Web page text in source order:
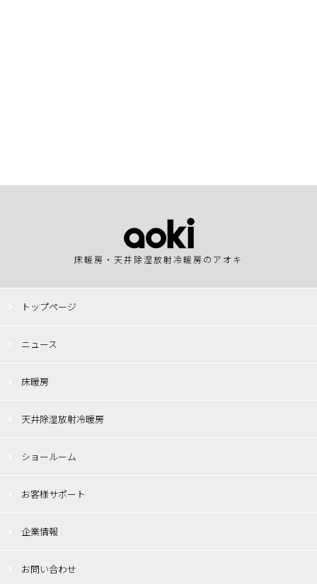
床暖房・天井除湿放射冷暖房のアオキ
トップページ
ニュース
床暖房
天井除湿放射冷暖房
ショールーム
お客様サポート
企業情報
お問い合わせ